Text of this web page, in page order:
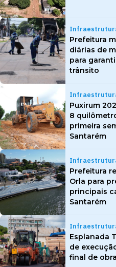
Prefeitura
diárias de
para
trânsito
Puxirum
8
primeira
Santarém
Prefeitura
Orla para
principais
Santarém
Esplanada
de
final de